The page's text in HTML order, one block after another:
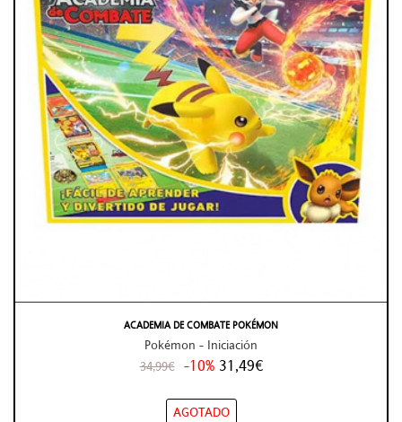
ACADEMIA DE COMBATE POKÉMON
Pokémon - Iniciación
34,99€ -10% 31,49€
AGOTADO